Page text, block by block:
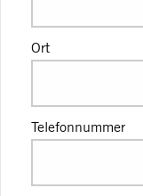
Ort
Telefonnummer